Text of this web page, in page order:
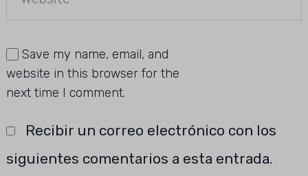
Save my name, email, and
website in this browser for the
next time I comment.
Recibir un correo electrónico con los
siguientes comentarios a esta entrada.